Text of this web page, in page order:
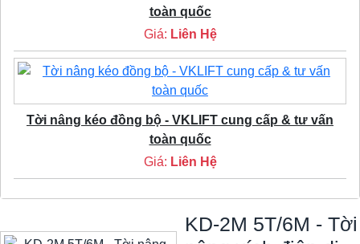
toàn quốc
Giá: Liên Hệ
Tời nâng kéo đồng bộ - VKLIFT cung cấp & tư vấn
toàn quốc
Giá: Liên Hệ
KD-2M 5T/6M - Tời